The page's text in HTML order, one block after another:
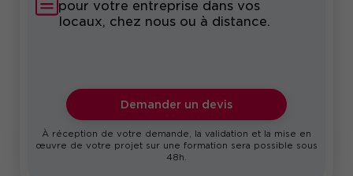
pour votre entreprise dans vos
locaux, chez nous ou à distance.
Demander un devis
À réception de votre demande, la validation et la mise en
œuvre de votre projet sur une formation sera possible sous
48h.